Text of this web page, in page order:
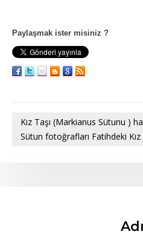
Paylaşmak ister misiniz ?
Kız Taşı (Markianus Sütunu )
Sütun fotoğrafları Fatihdeki Kız